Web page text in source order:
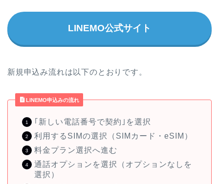
LINEMO公式サイト
新規申込み流れは以下のとおりです。
LINEMO申込みの流れ
｢新しい電話番号で契約｣を選択
利用するSIMの選択（SIMカード・eSIM）
料金プラン選択へ進む
通話オプションを選択（オプションなしを
選択）